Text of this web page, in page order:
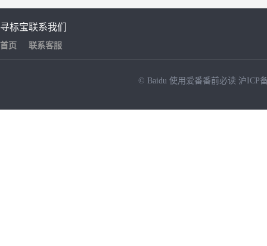
寻标宝
首页
联系我们
联系客服
© Baidu 使用爱番番前必读 沪ICP